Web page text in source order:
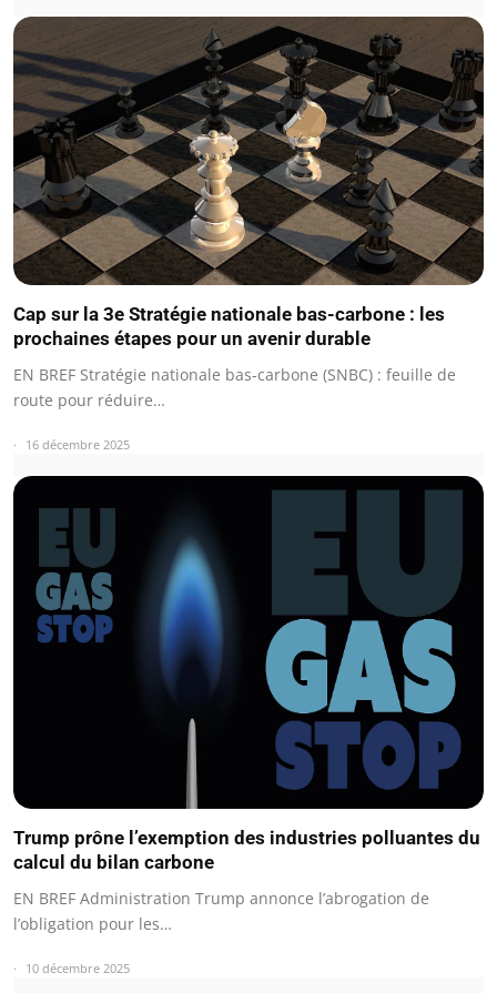
Cap sur la 3e Stratégie nationale bas-carbone : les
prochaines étapes pour un avenir durable
EN BREF Stratégie nationale bas-carbone (SNBC) : feuille de
route pour réduire…
16 décembre 2025
Trump prône l’exemption des industries polluantes du
calcul du bilan carbone
EN BREF Administration Trump annonce l’abrogation de
l’obligation pour les…
10 décembre 2025